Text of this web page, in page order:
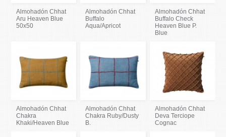
Almohadón Chhat
Aru Heaven Blue
50x50
Almohadón Chhat
Buffalo
Aqua/Apricot
Almohadón Chhat
Buffalo Check
Heaven Blue P.
Blue
Almohadón Chhat
Chakra
Khaki/Heaven Blue
Almohadón Chhat
Chakra Ruby/Dusty
B.
Almohadón Chhat
Deva Terciope
Cognac